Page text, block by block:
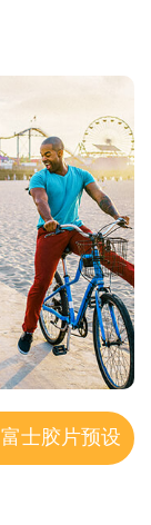
富士胶片预设